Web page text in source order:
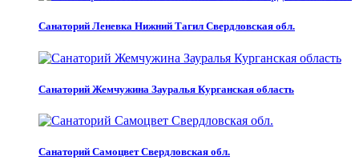
Санаторий Леневка Нижний Тагил Свердловская обл.
Санаторий Жемчужина Зауралья Курганская область
Санаторий Самоцвет Свердловская обл.